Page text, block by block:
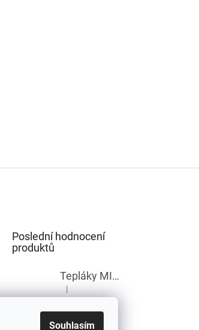
Souhlasím
Poslední hodnocení
produktů
Tepláky MINECRAFT chlapecké
Hodnocení produktu je 5 z 5 hvězdiček.
|